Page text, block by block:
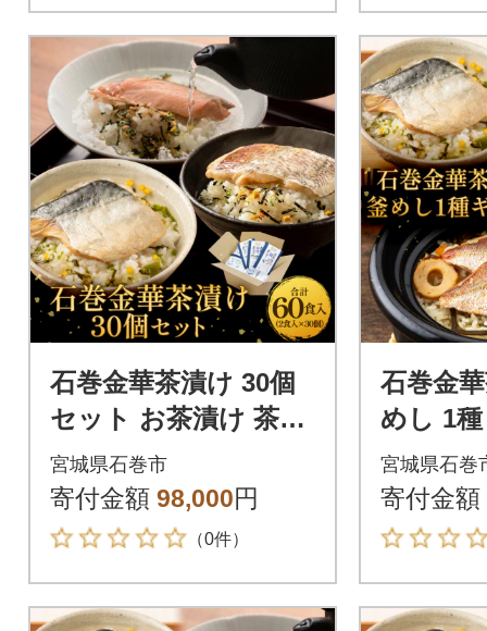
石巻金華茶漬け 30個
セット お茶漬け 茶漬
け 鯛 銀鮭 さば タイ
鮭 さけ しゃけ サケ
鯖
宮城県石巻市
寄付金額 98,000円
（0件）
石巻金
めし 1種 ギフトセ
ト 銀鮭
漬け 茶
素
宮城県石巻
寄付金額